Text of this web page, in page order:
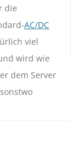
die
AC/DC
viel
wird wie
dem Server